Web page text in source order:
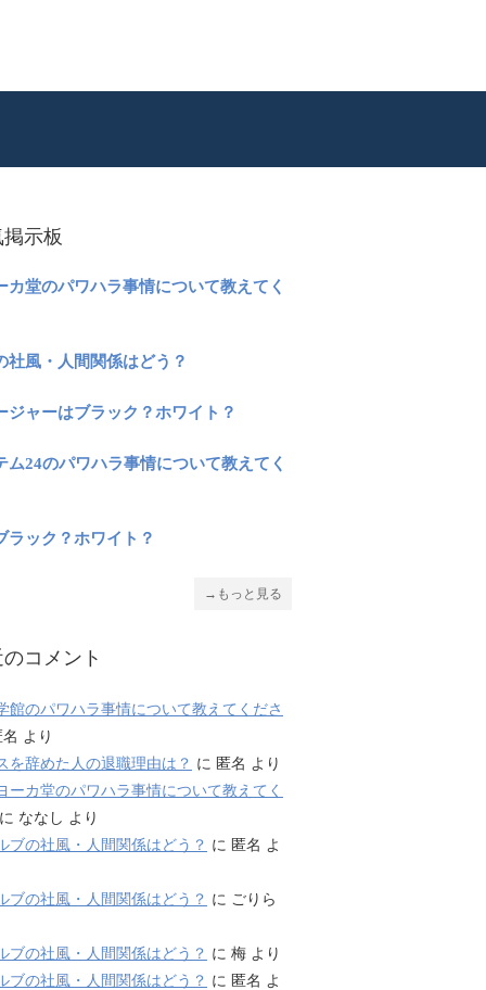
示板
カ堂のパワハラ事情について教えてく
社風・人間関係はどう？
ジャーはブラック？ホワイト？
ム24のパワハラ事情について教えてく
ラック？ホワイト？
→もっと見る
コメント
館のパワハラ事情について教えてくださ
より
を辞めた人の退職理由は？ に 匿名 より
ーカ堂のパワハラ事情について教えてく
ななし より
ブの社風・人間関係はどう？ に 匿名 よ
ブの社風・人間関係はどう？ に ごりら
ブの社風・人間関係はどう？ に 梅 より
ブの社風・人間関係はどう？ に 匿名 よ